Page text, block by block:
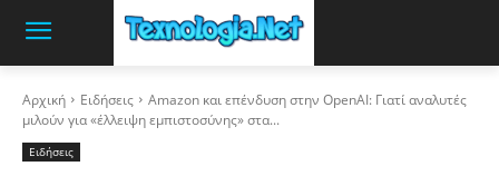
Αρχική Ειδήσεις
Amazon και επένδυση στην OpenAI: Γιατί αναλυτές
μιλούν για «έλλειψη εμπιστοσύνης» στα...
Ειδήσεις